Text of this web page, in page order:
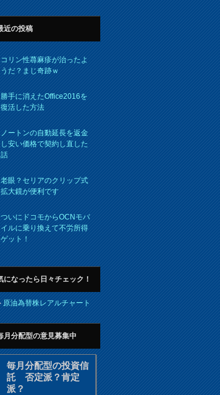
近の投稿
コリン性蕁麻疹が治ったよ
うだ？まじ奇跡ｗ
勝手に消えたOffice2016を
復活した方法
ノートンの自動延長を返金
し安い価格で契約し直した
話
老眼？セリアのクリップ式
拡大鏡が便利です
ついにドコモからOCNモバ
イルに乗り換えて不労所得
ゲット！
になったら日々チェック！
原油為替株レアルチャート
月分配型の意見募集中
毎月分配型の投資信
託 否定派？肯定
派？